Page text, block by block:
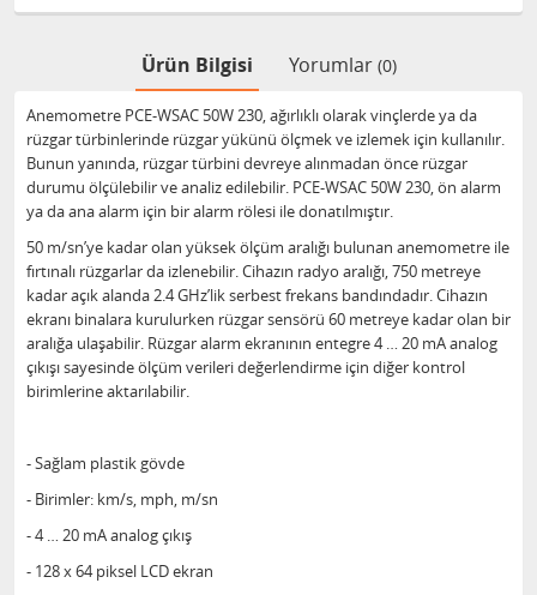
Ürün Bilgisi Yorumlar (0)
Anemometre PCE-WSAC 50W 230, ağırlıklı olarak vinçlerde ya da
rüzgar türbinlerinde rüzgar yükünü ölçmek ve izlemek için kullanılır.
Bunun yanında, rüzgar türbini devreye alınmadan önce rüzgar
durumu ölçülebilir ve analiz edilebilir. PCE-WSAC 50W 230, ön alarm
ya da ana alarm için bir alarm rölesi ile donatılmıştır.
50 m/sn’ye kadar olan yüksek ölçüm aralığı bulunan anemometre ile
fırtınalı rüzgarlar da izlenebilir. Cihazın radyo aralığı, 750 metreye
kadar açık alanda 2.4 GHz’lik serbest frekans bandındadır. Cihazın
ekranı binalara kurulurken rüzgar sensörü 60 metreye kadar olan bir
aralığa ulaşabilir. Rüzgar alarm ekranının entegre 4 … 20 mA analog
çıkışı sayesinde ölçüm verileri değerlendirme için diğer kontrol
birimlerine aktarılabilir.
- Sağlam plastik gövde
- Birimler: km/s, mph, m/sn
- 4 … 20 mA analog çıkış
- 128 x 64 piksel LCD ekran